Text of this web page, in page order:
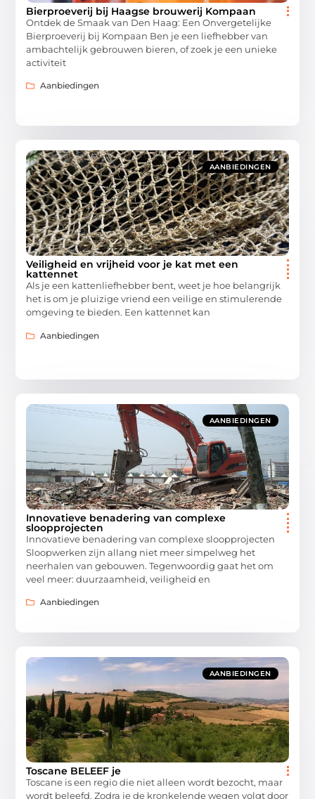
Bierproeverij bij Haagse brouwerij Kompaan
Ontdek de Smaak van Den Haag: Een Onvergetelijke
Bierproeverij bij Kompaan Ben je een liefhebber van
ambachtelijk gebrouwen bieren, of zoek je een unieke
activiteit
Aanbiedingen
AANBIEDINGEN
Veiligheid en vrijheid voor je kat met een
kattennet
Als je een kattenliefhebber bent, weet je hoe belangrijk
het is om je pluizige vriend een veilige en stimulerende
omgeving te bieden. Een kattennet kan
Aanbiedingen
AANBIEDINGEN
Innovatieve benadering van complexe
sloopprojecten
Innovatieve benadering van complexe sloopprojecten
Sloopwerken zijn allang niet meer simpelweg het
neerhalen van gebouwen. Tegenwoordig gaat het om
veel meer: duurzaamheid, veiligheid en
Aanbiedingen
AANBIEDINGEN
Toscane BELEEF je
Toscane is een regio die niet alleen wordt bezocht, maar
wordt beleefd. Zodra je de kronkelende wegen volgt door